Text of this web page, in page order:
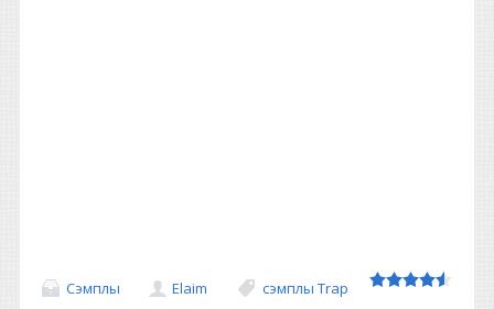
Сэмплы Elaim
сэмплы Trap